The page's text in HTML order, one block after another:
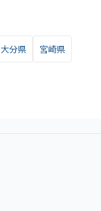
大分県 宮崎県